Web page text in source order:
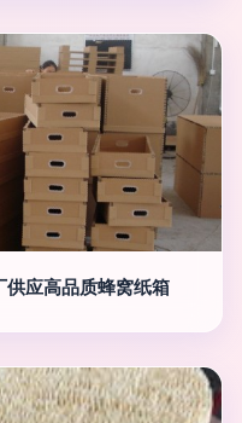
应高品质蜂窝纸箱